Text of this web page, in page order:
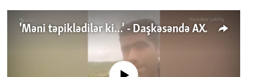
'Məni təpiklədilər ki...' - Daşkəsəndə AXCP fəalının yaxınları onun həbsinə etiraz edirlər